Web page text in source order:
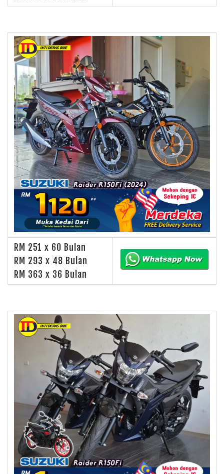
RM 251 x 60 Bulan
RM 293 x 48 Bulan
RM 363 x 36 Bulan